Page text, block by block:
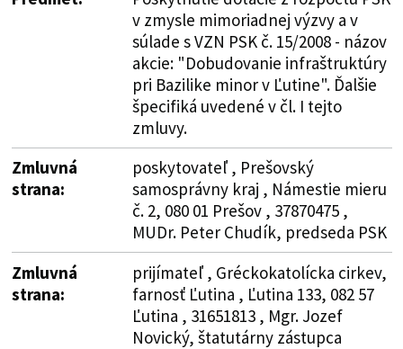
v zmysle mimoriadnej výzvy a v
súlade s VZN PSK č. 15/2008 - názov
akcie: "Dobudovanie infraštruktúry
pri Bazilike minor v Ľutine". Ďalšie
špecifiká uvedené v čl. I tejto
zmluvy.
Zmluvná
strana:
poskytovateľ , Prešovský
samosprávny kraj , Námestie mieru
č. 2, 080 01 Prešov , 37870475 ,
MUDr. Peter Chudík, predseda PSK
Zmluvná
strana:
prijímateľ , Gréckokatolícka cirkev,
farnosť Ľutina , Ľutina 133, 082 57
Ľutina , 31651813 , Mgr. Jozef
Novický, štatutárny zástupca